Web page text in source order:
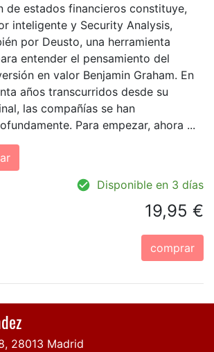
de estados financieros constituye,
inteligente y Security Analysis,
por Deusto, una herramienta
entender el pensamiento del
en valor Benjamin Graham. En
años transcurridos desde su
las compañías se han
Para empezar, ahora ...
Disponible en 3 días
19,95 €
comprar
28013 Madrid